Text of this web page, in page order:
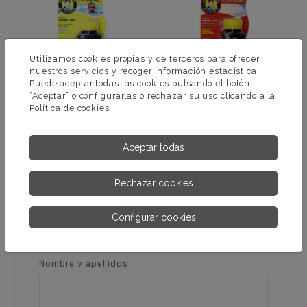
Nombre y apellidos
Utilizamos cookies propias y de terceros para ofrecer
nuestros servicios y recoger información estadística.
Puede aceptar todas las cookies pulsando el botón
“Aceptar” o configurarlas o rechazar su uso clicando a la
Política de cookies
Aceptar todas
Rechazar cookies
Configurar cookies